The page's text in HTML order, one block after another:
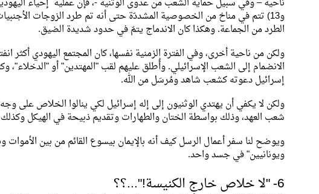
و13) تتم في مناخ من الخصوصية المشددّة حتى أنه تم طرد الزوجات
الطرد من الجماعة. وهكذا كان الاندماج يتمّ في حدود شديدة الضيق.
ولكن من ناحية أخرى، وفي الفترة الزمنية نفسها، كان المجتمع اليهودي أكثر
إسرائيل دعوته كشعب شاهد ومُرسَل من الله.
ولكن لا يكفي أن يهتدي الوثنيون إلى إله إسرائيل لكي ينالوا الخلاص على
شعب العهد، وذلك بواسطة الختان والطهارات وتقديم ذبيحة في الهيكل
ويوضح لنا سفر أعمال الرسل كيف أنه بالإيمان بيسوع القائم من بين
ويونانيين" في جسد واحد.
6- "لا خلاص خارج الكنيسة!"...؟؟